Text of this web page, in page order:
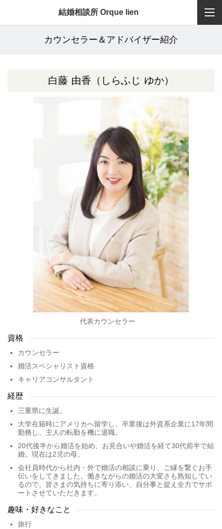
結婚相談所 Orque lien
カウンセラー＆アドバイザー紹介
白藤 由香 （しらふじ ゆか）
代表カウンセラー
資格
カウンセラー
婚活スペシャリスト資格
キャリアコンサルタント
経歴
三重県に生誕。
大学在籍時にアメリカへ留学し、卒業後は外資系企業に17年間
勤務し、主人の転勤を機に退職。
20代後半から婚活を始め、お見合いや婚活を経て30代前半で結
婚。現在は2児の母。
会社員時代から社内・外で婚活の相談に乗り、ご縁を繋ぐお手
伝いをしてきました。働きながらの婚活の大変さも熟知してい
るので、皆さまの気持ちに寄り添い、自分事と捉え全力でサポ
ートさせていただきます。
趣味・好きなこと
旅行